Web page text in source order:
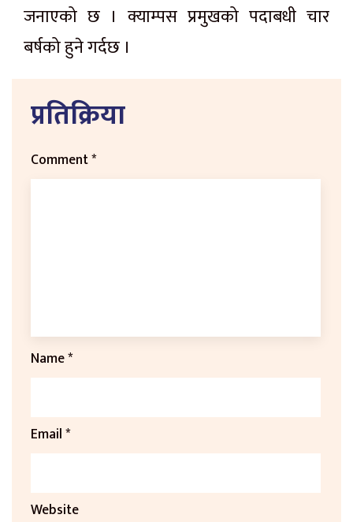
जनाएको छ । क्याम्पस प्रमुखको पदाबधी चार
बर्षको हुने गर्दछ ।
प्रतिक्रिया
Comment*
Name*
Email*
Website